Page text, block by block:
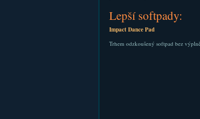
Lepší softpady:
Impact Dance Pad
Trhem odzkoušený softpad bez